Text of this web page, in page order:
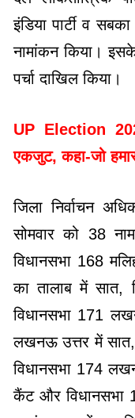
इंडिया पार्टी व
नामांकन किया।
पर्चा दाखिल किया।
UP Election
एकजुट, कहा-जो
जिला निर्वाचन
सोमवार को 38
विधानसभा 168
का तालाब में सात,
विधानसभा 171
लखनऊ उत्तर में
विधानसभा 174
कैंट और विधानसभा